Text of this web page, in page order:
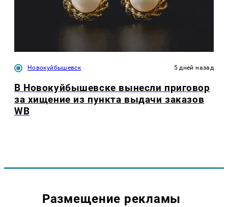
Новокуйбышевск 5 дней назад
В Новокуйбышевске вынесли приговор
за хищение из пункта выдачи заказов
WB
Размещение рекламы